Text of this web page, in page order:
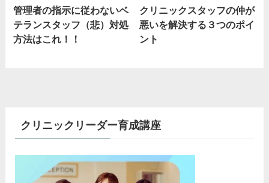
管理者の指示に従わないベ
テランスタッフ（悲）対処
方法はこれ！！
クリニックスタッフの仲が
悪いを解決する３つのポイ
ント
クリニックリーダー育成講座